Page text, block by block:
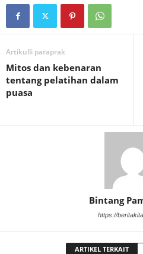
Artikulli paraprak
Mitos dan kebenaran
tentang pelatihan dalam
puasa
Bintang
https://
ARTIKEL TERKAIT